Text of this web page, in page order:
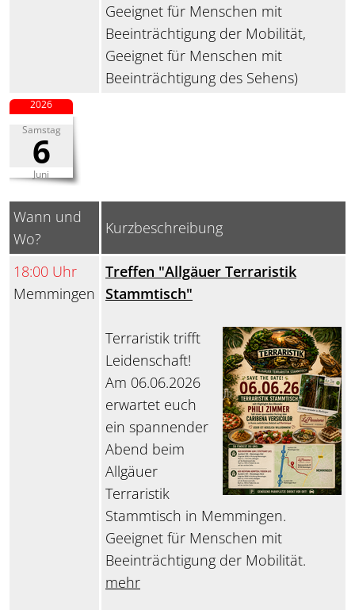
Geeignet für Menschen mit
Beeinträchtigung der Mobilität,
Geeignet für Menschen mit
Beeinträchtigung des Sehens)
Samstag
6
Juni
2026
Wann und
Wo?
Kurzbeschreibung
18:00 Uhr
Memmingen
Treffen "Allgäuer Terraristik
Stammtisch"
Terraristik trifft
Leidenschaft!
Am 06.06.2026
erwartet euch
ein spannender
Abend beim
Allgäuer
Terraristik
Stammtisch in Memmingen.
Geeignet für Menschen mit
Beeinträchtigung der Mobilität.
mehr